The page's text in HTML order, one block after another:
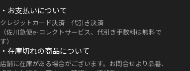
・お支払いについて
クレジットカード決済 代引き決済
（佐川急便e-コレクトサービス、代引き手数料は無料で
す）
・在庫切れの商品について
店舗に在庫がある場合がございます。お問合せより品番、